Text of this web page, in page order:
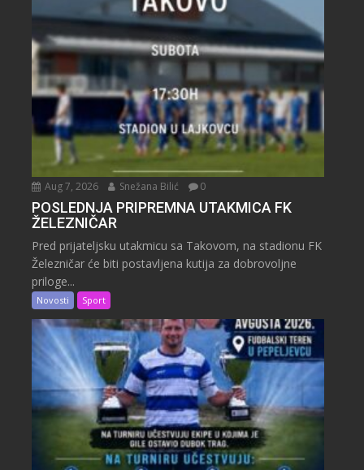
Aug 7, 2026 Snežana Bilić 0
POSLEDNJA PRIPREMNA UTAKMICA FK
ŽELEZNIČAR
Pred prijateljsku utakmicu sa Takovom, na stadionu FK
Železničar će biti postavljena kutija za dobrovoljne
priloge...
Novosti Sport